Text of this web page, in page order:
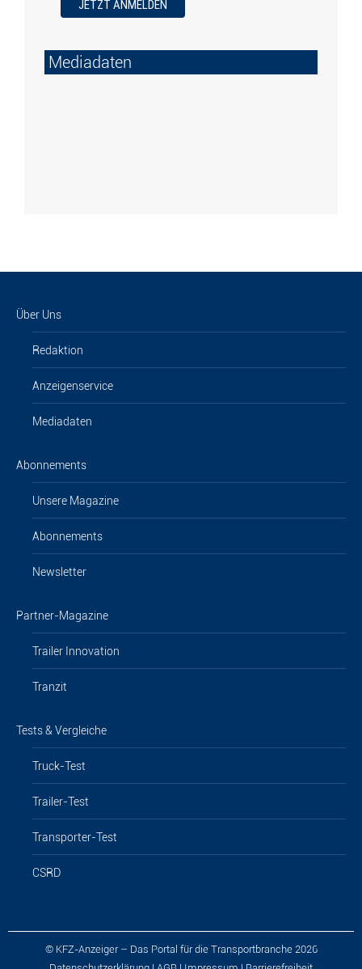
Mediadaten
Über Uns
Redaktion
Anzeigenservice
Mediadaten
Abonnements
Unsere Magazine
Abonnements
Newsletter
Partner-Magazine
Trailer Innovation
Tranzit
Tests & Vergleiche
Truck-Test
Trailer-Test
Transporter-Test
CSRD
© KFZ-Anzeiger – Das Portal für die Transportbranche 2026